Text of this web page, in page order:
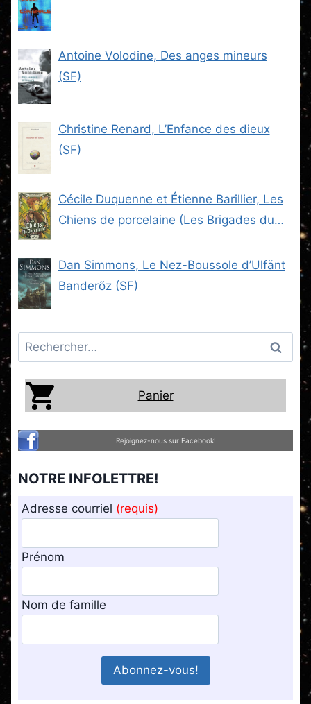
Antoine Volodine, Des anges mineurs
(SF)
Christine Renard, L’Enfance des dieux
(SF)
Cécile Duquenne et Étienne Barillier, Les
Chiens de porcelaine (Les Brigades du
Dan Simmons, Le Nez-Boussole d’Ulfänt
Banderõz (SF)
Rechercher :
Panier
Rejoignez-nous sur Facebook!
NOTRE INFOLETTRE!
Adresse courriel (requis)
Prénom
Nom de famille